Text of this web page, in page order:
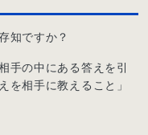
知ですか？
手の中にある答えを引
を相手に教えること」